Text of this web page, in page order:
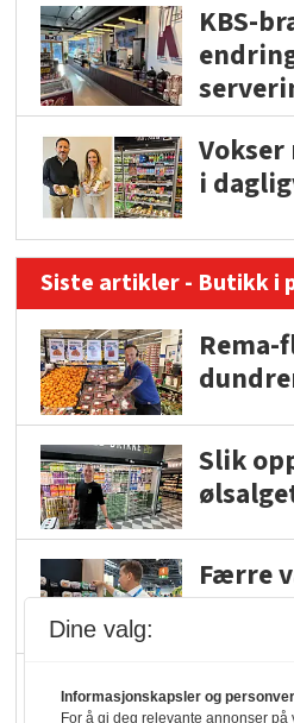
KBS-
i
Siste artikler - Butikk i
Rema-
Slik
Færre
hyller
KI
Dine valg:
Informasjonskapsler og
For å gi deg relevante annonser på